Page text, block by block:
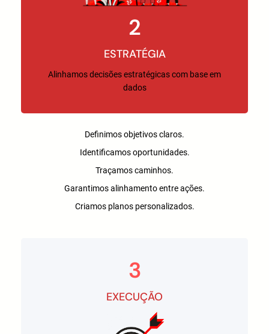
2
ESTRATÉGIA
Alinhamos decisões estratégicas com base em
dados
Definimos objetivos claros.
Identificamos oportunidades.
Traçamos caminhos.
Garantimos alinhamento entre ações.
Criamos planos personalizados.
3
EXECUÇÃO